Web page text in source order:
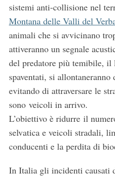
sistemi anti-collisione nel
Montana delle Valli del
animali che si avvicinano
attiveranno un segnale
del predatore più temibile,
spaventati, si
evitando di attraversare le
sono veicoli in arrivo.
L’obiettivo è ridurre il
selvatica e veicoli stradali,
conducenti e la perdita di
In Italia gli incidenti causati